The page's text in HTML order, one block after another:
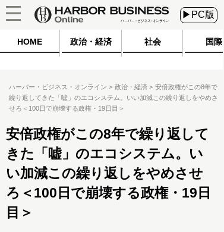
▶PC版
HOME 政治・経済 社会 国際
ハーバー・ビジネス・オンライン 政治・経済
安倍政権がこの8年で
繰り返してきた「嘘」のエコシステム。いい加減この繰り返しをやめさ
せろ＜100日で崩壊する政権・19日目＞
安倍政権がこの8年で繰り返して
きた「嘘」のエコシステム。い
い加減この繰り返しをやめさせ
ろ＜100日で崩壊する政権・19日
目＞